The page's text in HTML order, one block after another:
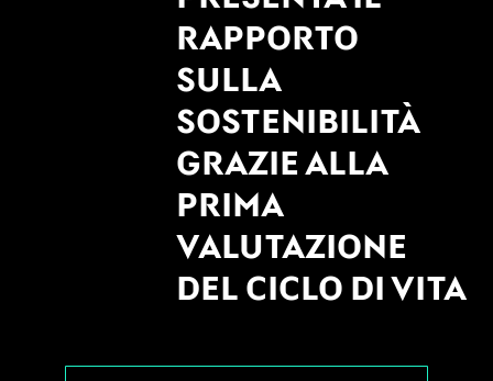
RAPPORTO
SULLA
SOSTENIBILITÀ
GRAZIE ALLA
PRIMA
VALUTAZIONE
DEL CICLO DI VITA